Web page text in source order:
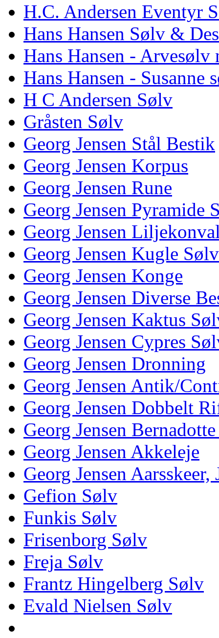
H.C. Andersen Eventyr
Hans Hansen Sølv &
Hans Hansen - Arvesølv
Hans Hansen - Susanne
H C Andersen Sølv
Gråsten Sølv
Georg Jensen Stål Bestik
Georg Jensen Korpus
Georg Jensen Rune
Georg Jensen Pyramide
Georg Jensen
Georg Jensen Kugle Sølv
Georg Jensen Konge
Georg Jensen Diverse
Georg Jensen Kaktus
Georg Jensen Cypres
Georg Jensen Dronning
Georg Jensen Antik/
Georg Jensen Dobbelt
Georg Jensen
Georg Jensen Akkeleje
Georg Jensen
Gefion Sølv
Funkis Sølv
Frisenborg Sølv
Freja Sølv
Frantz Hingelberg Sølv
Evald Nielsen Sølv